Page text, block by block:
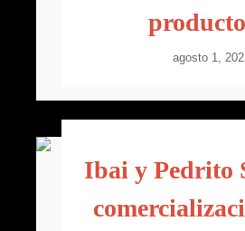
agosto 1,
Ibai y Pedrito